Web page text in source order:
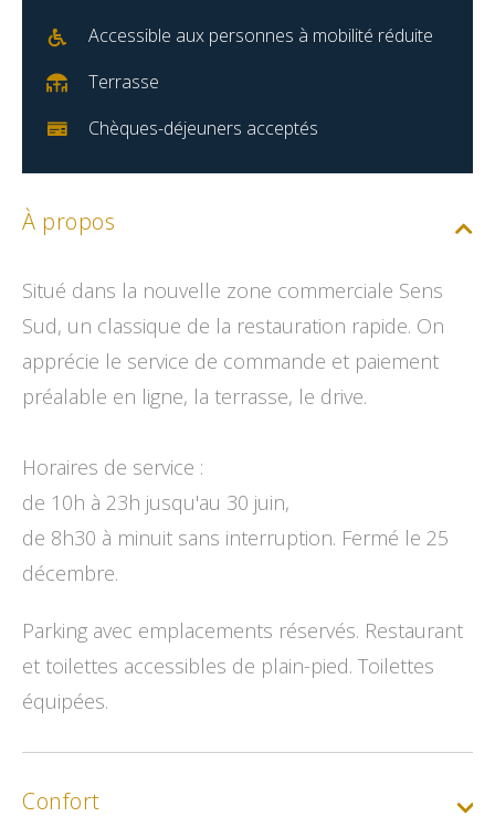
Accessible aux personnes à mobilité réduite
Terrasse
Chèques-déjeuners acceptés
À propos
Situé dans la nouvelle zone commerciale Sens
Sud, un classique de la restauration rapide. On
apprécie le service de commande et paiement
préalable en ligne, la terrasse, le drive.
Horaires de service :
de 10h à 23h jusqu'au 30 juin,
de 8h30 à minuit sans interruption. Fermé le 25
décembre.
Parking avec emplacements réservés. Restaurant
et toilettes accessibles de plain-pied. Toilettes
équipées.
Confort